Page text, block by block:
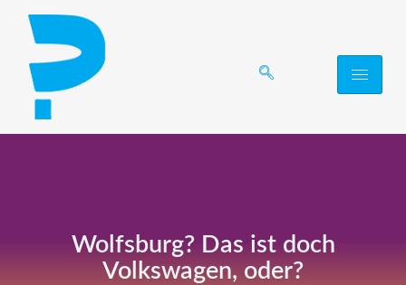
Wolfsburg? Das ist doch
Volkswagen, oder?